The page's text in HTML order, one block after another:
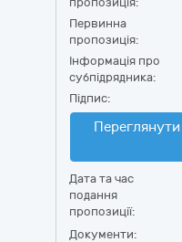
Первинна
пропозиція:
Інформація про
субпідрядника:
Підпис:
Дата та час
подання
пропозиції:
Документи: